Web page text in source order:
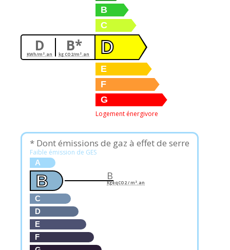
D
KWh/m².an B*
kg CO2/m².an
B
C
D
E
F
G
Logement énergivore
* Dont émissions de gaz à effet de serre
Faible émission de GES
A
B
C
D
E
F
B
KgéqCO2 / m².an